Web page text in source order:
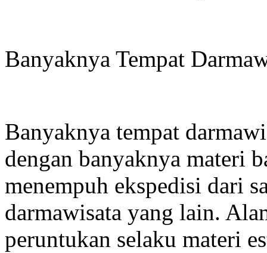
Banyaknya Tempat
Banyaknya tempat
dengan banyaknya materi
menempuh ekspedisi dari
darmawisata yang lain.
peruntukan selaku materi